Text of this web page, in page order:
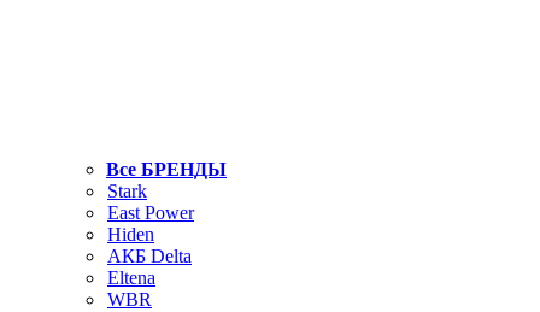
Все БРЕНДЫ
Stark
East Power
Hiden
АКБ Delta
Eltena
WBR